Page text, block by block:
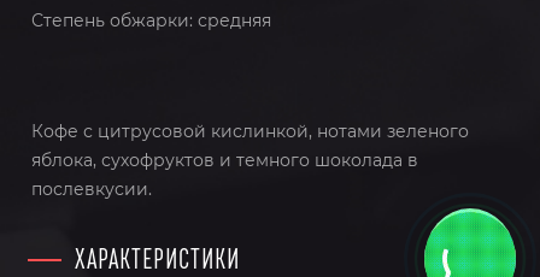
Степень обжарки: средняя
Кофе с цитрусовой кислинкой, нотами зеленого
яблока, сухофруктов и темного шоколада в
послевкусии.
ХАРАКТЕРИСТИКИ